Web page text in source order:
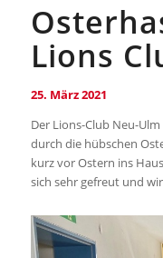
Lions
25. März 2021
Der Lions-Club Neu-
durch die hübschen
kurz vor Ostern ins
sich sehr gefreut und